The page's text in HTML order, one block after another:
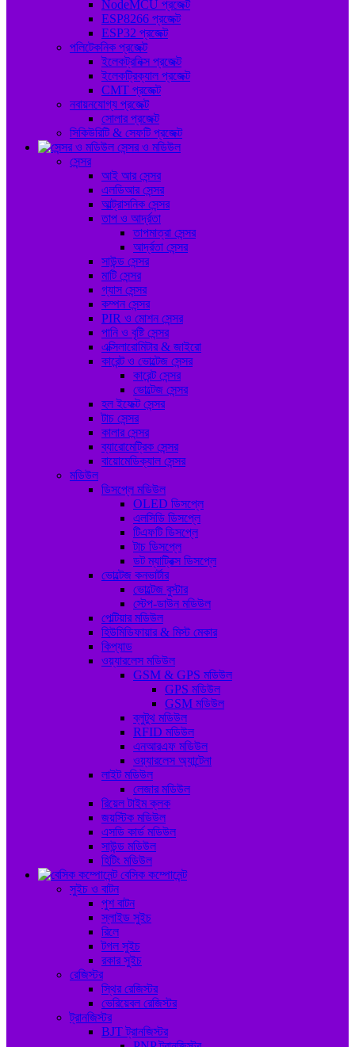
NodeMCU প্রজেক্ট
ESP8266 প্রজেক্ট
ESP32 প্রজেক্ট
পলিটেকনিক প্রজেক্ট
ইলেকট্রনিক্স প্রজেক্ট
ইলেকট্রিক্যাল প্রজেক্ট
CMT প্রজেক্ট
নবায়নযোগ্য প্রজেক্ট
সোলার প্রজেক্ট
সিকিউরিটি & সেফটি প্রজেক্ট
সেন্সর ও মডিউল
সেন্সর
আই আর সেন্সর
এলডিআর সেন্সর
আল্ট্রাসনিক সেন্সর
তাপ ও আর্দ্রতা
তাপমাত্রা সেন্সর
আর্দ্রতা সেন্সর
সাউন্ড সেন্সর
মাটি সেন্সর
গ্যাস সেন্সর
কম্পন সেন্সর
PIR ও মোশন সেন্সর
পানি ও বৃষ্টি সেন্সর
এক্সিলারোমিটার & জাইরো
কারেন্ট ও ভোল্টেজ সেন্সর
কারেন্ট সেন্সর
ভোল্টেজ সেন্সর
হল ইফেক্ট সেন্সর
টাচ সেন্সর
কালার সেন্সর
ব্যারোমেট্রিক সেন্সর
বায়োমেডিক্যাল সেন্সর
মডিউল
ডিসপ্লে মডিউল
OLED ডিসপ্লে
এলসিডি ডিসপ্লে
টিএফটি ডিসপ্লে
টাচ ডিসপ্লে
ডট ম্যাট্রিক্স ডিসপ্লে
ভোল্টেজ কনভার্টার
ভোল্টেজ বুস্টার
স্টেপ-ডাউন মডিউল
পেল্টিয়ার মডিউল
হিউমিডিফায়ার & মিস্ট মেকার
কিপ্যাড
ওয়্যারলেস মডিউল
GSM & GPS মডিউল
GPS মডিউল
GSM মডিউল
ব্লুটুথ মডিউল
RFID মডিউল
এনআরএফ মডিউল
ওয়্যারলেস অ্যান্টেনা
লাইট মডিউল
লেজার মডিউল
রিয়েল টাইম ক্লক
জয়স্টিক মডিউল
এসডি কার্ড মডিউল
সাউন্ড মডিউল
হিটিং মডিউল
বেসিক কম্পোনেন্ট
সুইচ ও বাটন
পুশ বাটন
স্লাইড সুইচ
রিলে
টগল সুইচ
রকার সুইচ
রেজিস্টর
স্থির রেজিস্টর
ভেরিয়েবল রেজিস্টর
ট্রানজিস্টর
BJT ট্রানজিস্টর